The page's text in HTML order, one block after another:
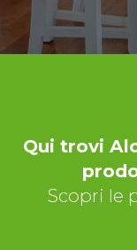
Qui trovi
Scopri le